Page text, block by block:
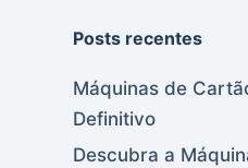
Posts recentes
Máquinas de
Definitivo
Descubra a